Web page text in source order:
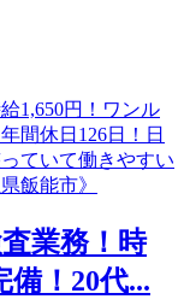
業務！時
備！20代...